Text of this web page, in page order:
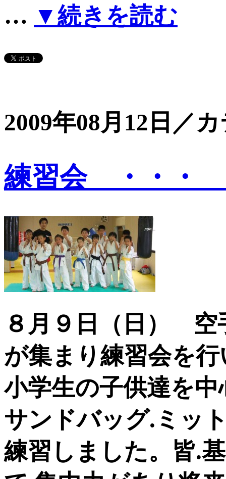
… ▼続きを読む
2009年08月12日／
練習会 ・・・
８月９日（日）
が集まり練習会を
小学生の子供達を
サンドバッグ.ミッ
練習しました。皆.